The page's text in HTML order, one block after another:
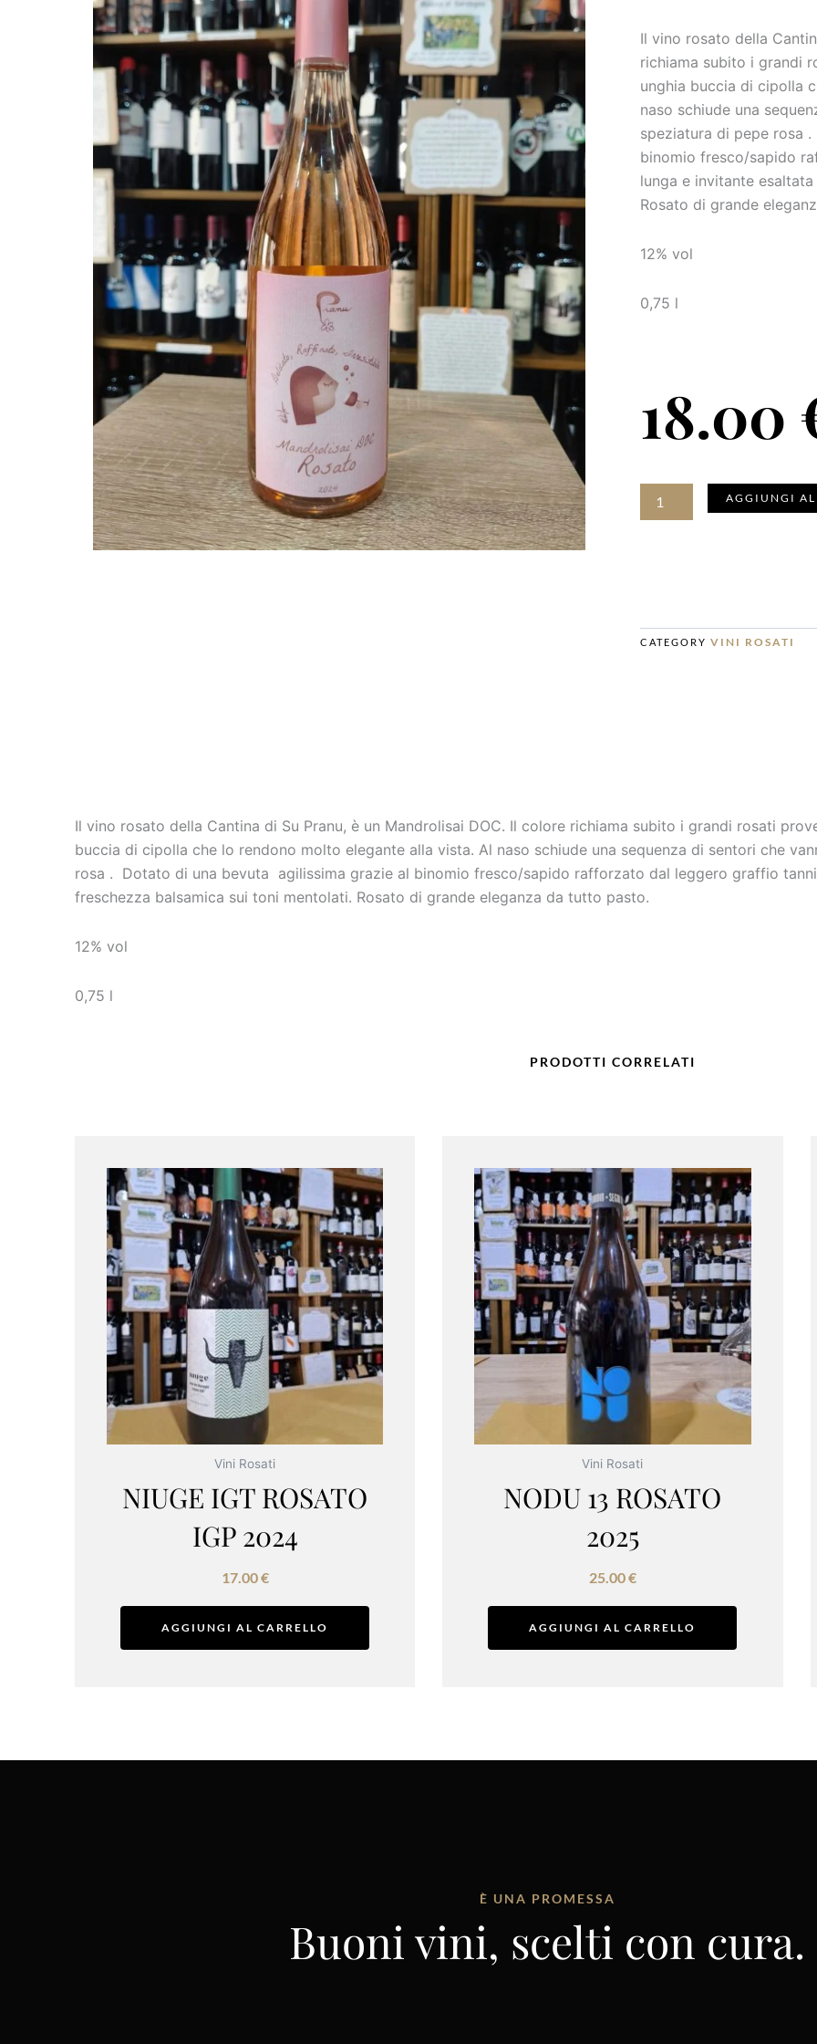
Il vino rosato della
richiama subito i grandi
unghia buccia di cipolla
naso schiude una
speziatura di pepe rosa
binomio fresco/sapido
lunga e invitante
Rosato di grande
12% vol
0,75 l
18.00
ROSATO
AGGIUNGI AL
CATEGORY VINI ROSATI
Il vino rosato della Cantina di Su Pranu, è un Mandrolisai DOC. Il colore richiama subito i grandi rosati
buccia di cipolla che lo rendono molto elegante alla vista. Al naso schiude una sequenza di sentori che
rosa . Dotato di una bevuta agilissima grazie al binomio fresco/sapido rafforzato dal leggero graffio
freschezza balsamica sui toni mentolati. Rosato di grande eleganza da tutto pasto.
12% vol
0,75 l
PRODOTTI CORRELATI
Vini Rosati
NIUGE IGT ROSATO
IGP 2024
17.00€
AGGIUNGI AL CARRELLO
Vini Rosati
NODU 13 ROSATO
2025
25.00€
AGGIUNGI AL CARRELLO
È UNA PROMESSA
Buoni vini, scelti con cura.